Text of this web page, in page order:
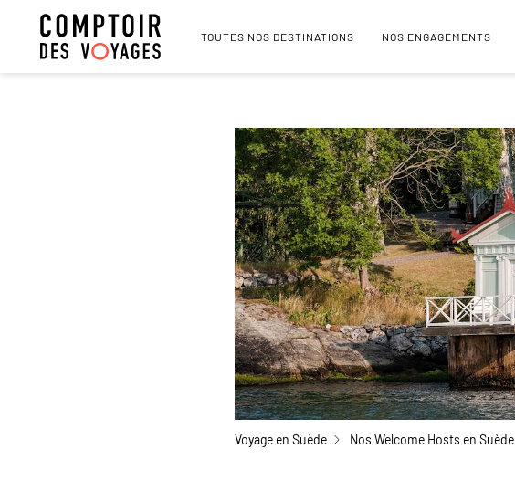
TOUTES NOS DESTINATIONS NOS ENGAGEMENTS
Voyage en Suède Nos Welcome Hosts en Suède